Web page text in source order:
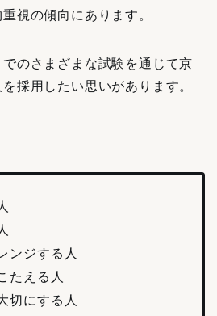
視の傾向にあります。
のさまざまな試験を通じて京
採用したい思いがあります。
ンジする人
たえる人
切にする人